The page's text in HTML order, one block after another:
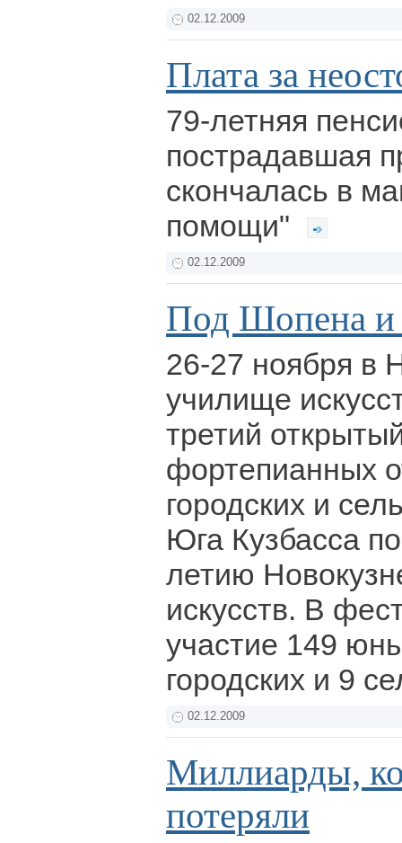
02.12.2009
Плата за
79-летняя
пострадавшая
скончалась в
помощи"
02.12.2009
Под Шопена и
26-27 ноября в
училище
третий
фортепианных
городских и
Юга Кузбасса
летию
искусств. В
участие 149
городских и 9
02.12.2009
Миллиарды,
потеряли